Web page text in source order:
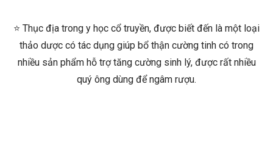
⭐ Thục địa trong y học cổ truyền, được biết đến là một loại
thảo dược có tác dụng giúp bổ thận cường tinh có trong
nhiều sản phẩm hỗ trợ tăng cường sinh lý, được rất nhiều
quý ông dùng để ngâm rượu.